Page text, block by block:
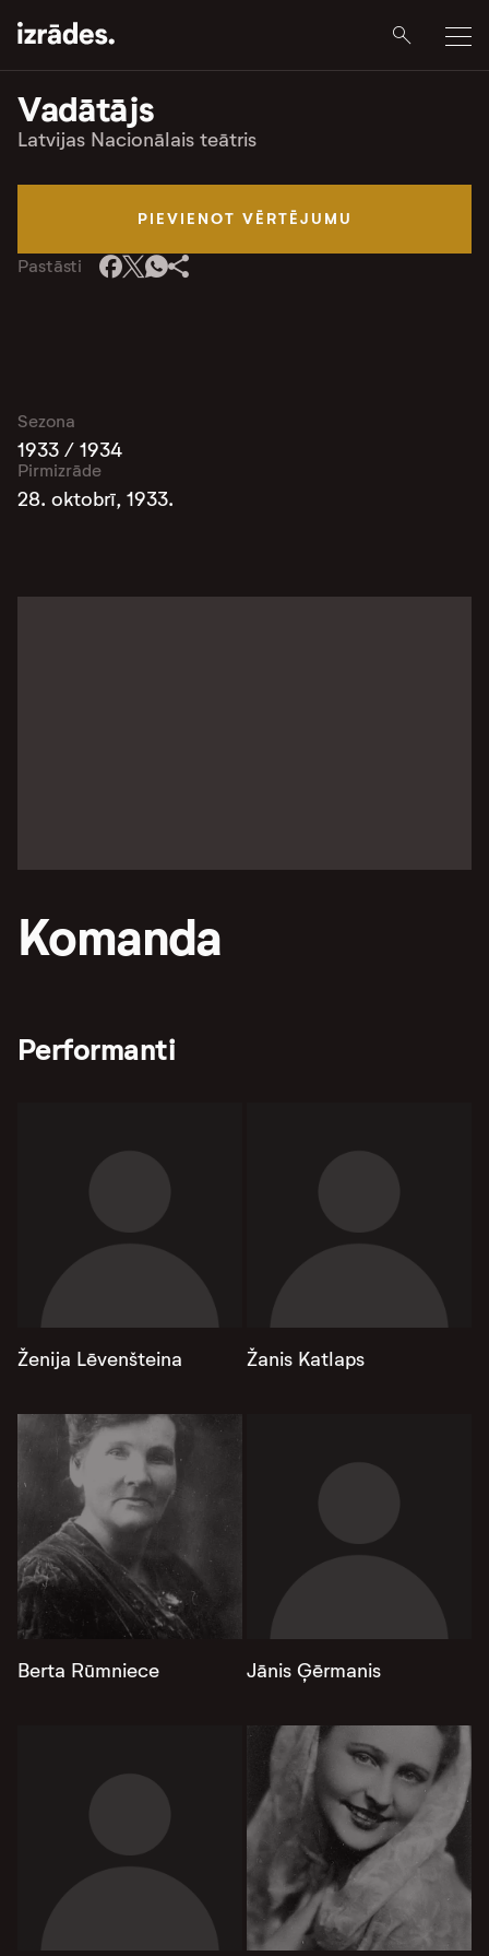
Vadātājs
Latvijas Nacionālais teātris
PIEVIENOT VĒRTĒJUMU
Pastāsti
Sezona
1933 / 1934
Pirmizrāde
28. oktobrī, 1933.
Komanda
Performanti
Ženija Lēvenšteina Žanis Katlaps
Berta Rūmniece Jānis Ģērmanis